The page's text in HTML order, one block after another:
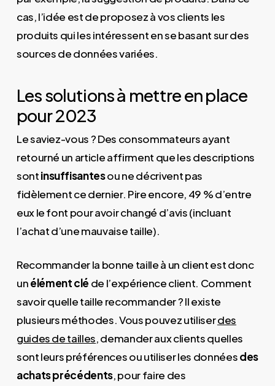
cas, l’idée est de proposez à vos clients les
produits qui les intéressent en se basant sur des
sources de données variées.
Les solutions à mettre en place
pour 2023
Le saviez-vous ? Des consommateurs ayant
retourné un article affirment que les descriptions
sontinsuffisantesou ne décrivent pas
fidèlement ce dernier. Pire encore, 49 % d’entre
eux le font pour avoir changé d’avis (incluant
l’achat d’une mauvaise taille).
Recommander la bonne taille à un client est donc
unélément clé de l’expérience client. Comment
savoir quelle taille recommander ? Il existe
plusieurs méthodes. Vous pouvez utiliserdes
guides de tailles, demander aux clients quelles
sont leurs préférences ou utiliser les donnéesdes
achats précédents, pour faire des